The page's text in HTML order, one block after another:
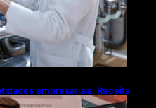
empresariais, Receita
Reforma Tributária